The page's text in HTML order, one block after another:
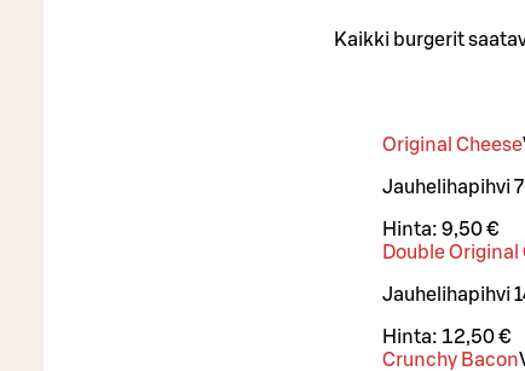
Kaikki burgerit
Original Cheese
Jauhelihapihvi
Hinta: 9,50 €
Double Original
Jauhelihapihvi
Hinta: 12,50 €
Crunchy Bacon